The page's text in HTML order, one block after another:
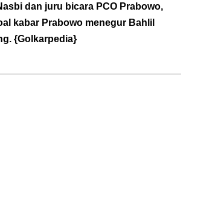
dan juru bicara PCO Prabowo,
kabar Prabowo menegur Bahlil
{Golkarpedia}